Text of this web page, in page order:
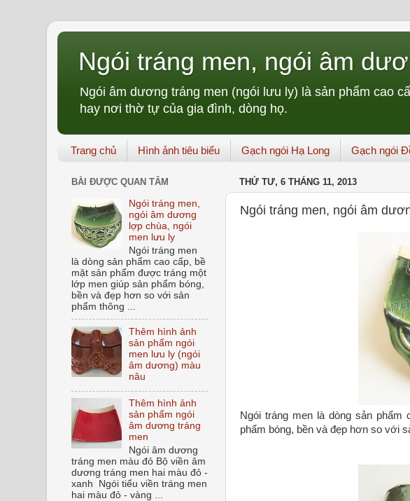
Ngói tráng men, ngói âm
Ngói âm dương tráng men (ngói lưu ly) là sản phẩm cao
hay nơi thờ tự của gia đình, dòng họ.
Trang chủ Hình ảnh tiêu biểu Gạch ngói Hạ Long Gạch ngói
THỨ TƯ, 6 THÁNG 11, 2013
Ngói tráng men, ngói âm
Ngói tráng men là dòng sản
phẩm bóng, bền và đẹp hơn so với
BÀI ĐƯỢC QUAN TÂM
Ngói tráng men,
ngói âm dương
lợp chùa, ngói
men lưu ly
Ngói tráng men
là dòng sản phẩm cao cấp, bề
mặt sản phẩm được tráng một
lớp men giúp sản phẩm bóng,
bền và đẹp hơn so với sản
phẩm thông ...
Thêm hình ảnh
sản phẩm ngói
men lưu ly (ngói
âm dương) màu
nâu
Thêm hình ảnh
sản phẩm ngói
âm dương tráng
men
Ngói âm dương
tráng men màu đỏ Bộ viền âm
dương tráng men hai màu đỏ -
xanh Ngói tiểu viền tráng men
hai màu đỏ - vàng ...